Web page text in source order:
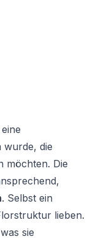
wurde, die
möchten. Die
. Selbst ein
lieben.
sie